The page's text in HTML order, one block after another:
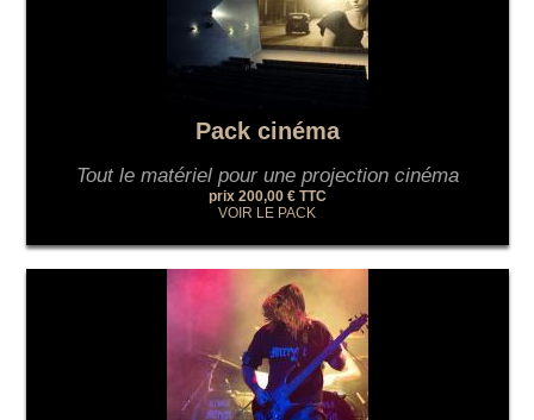
Pack cinéma
Tout le matériel pour une projection cinéma
prix 200,00 € TTC
VOIR LE PACK